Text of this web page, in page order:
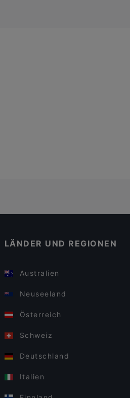
LÄNDER UND REGIONEN
Australien
Neuseeland
Österreich
Schweiz
Deutschland
Italien